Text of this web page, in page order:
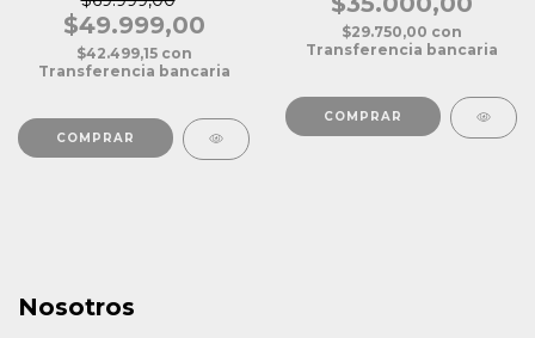
$49.999,00
$42.499,15 con
Transferencia bancaria
COMPRAR
$29.750,00 con
Transferencia bancaria
Nosotros